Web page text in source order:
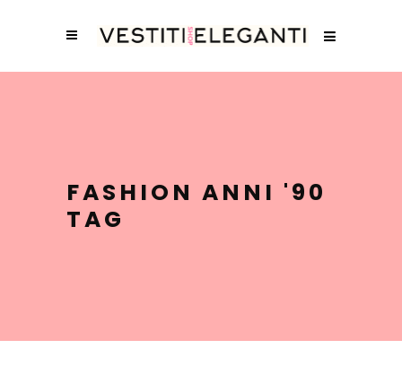
FASHION ANNI '90
TAG